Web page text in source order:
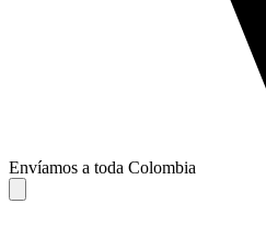
Envíamos a toda Colombia